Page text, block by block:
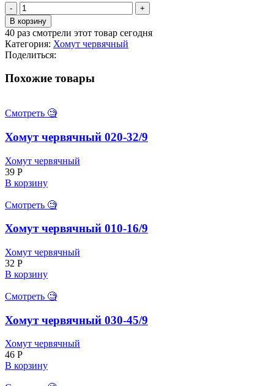
Количество
товара
Хомут
червячный
025-
40/9
В корзину
40 раз смотрели этот товар сегодня
Категория: Хомут червячный
Поделиться:
Похожие товары
Смотреть 🧐
Хомут червячный 020-32/9
Хомут червячный
39 Р
В корзину
Смотреть 🧐
Хомут червячный 010-16/9
Хомут червячный
32 Р
В корзину
Смотреть 🧐
Хомут червячный 030-45/9
Хомут червячный
46 Р
В корзину